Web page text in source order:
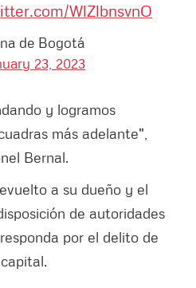
WlZlbnsvnO
de Bogotá
23, 2023
y logramos
más adelante",
Bernal.
a su dueño y el
de autoridades
por el delito de